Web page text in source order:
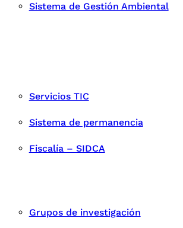
Sistema de Gestión Ambiental
Servicios TIC
Sistema de permanencia
Fiscalía – SIDCA
Grupos de investigación